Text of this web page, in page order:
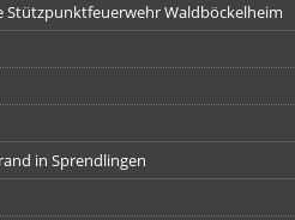
Stützpunktfeuerwehr Waldböckelheim
in Sprendlingen